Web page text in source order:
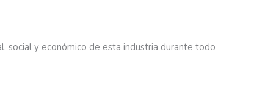
social y económico de esta industria durante todo